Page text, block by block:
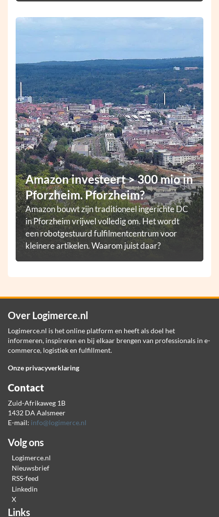
Amazon investeert > 300 mio in
Pforzheim. Pforzheim?
Amazon bouwt zijn traditioneel ingerichte DC
in Pforzheim vrijwel volledig om. Het wordt
een robotgestuurd fulfilmentcentrum voor
kleinere artikelen. Waarom juist daar?
Over Logimerce.nl
Logimerce.nl is het online platform en heeft als doel het
informeren, inspireren en bij elkaar brengen van professionals in e-
commerce, logistiek en fulfillment.
Onze privacyverklaring
Contact
Zuid-Afrikaweg 1B
1432 DA Aalsmeer
E-mail: info@logimerce.nl
Volg ons
Logimerce.nl
Nieuwsbrief
RSS-feed
Linkedin
X
Links